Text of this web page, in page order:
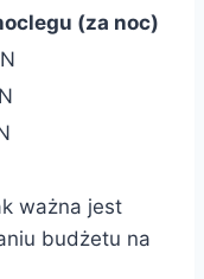
(za noc)
ważna jest
budżetu na